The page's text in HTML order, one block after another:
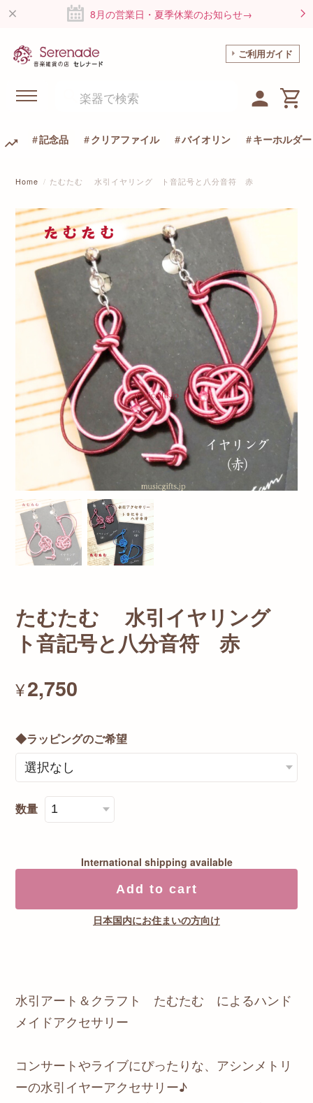
8月の営業日・夏季休業のお知らせ→
ご利用ガイド
記念品 クリアファイル バイオリン キーホルダー
Home たむたむ 水引イヤリング ト音記号と八分音符 赤
たむたむ 水引イヤリング
ト音記号と八分音符 赤
¥2,750
◆ラッピングのご希望
数量
International shipping available
Add to cart
日本国内にお住まいの方向け
水引アート＆クラフト たむたむ によるハンド
メイドアクセサリー
コンサートやライブにぴったりな、アシンメトリ
ーの水引イヤーアクセサリー♪